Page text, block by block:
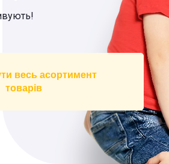
весь асортимент
товарів